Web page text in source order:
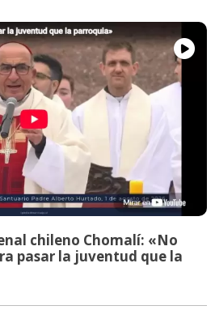
chileno Chomalí: «No
pasar la juventud que la